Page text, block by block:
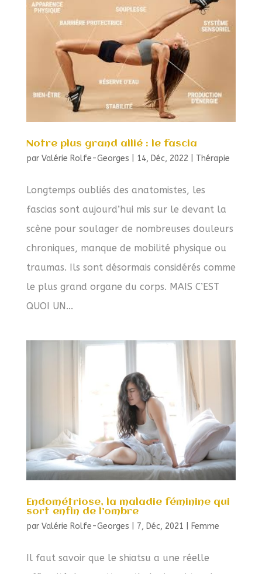
Notre plus grand allié : le fascia
par Valérie Rolfe-Georges 14, Déc, 2022 Thérapie
Longtemps oubliés des anatomistes, les
fascias sont aujourd’hui mis sur le devant la
scène pour soulager de nombreuses douleurs
chroniques, manque de mobilité physique ou
traumas. Ils sont désormais considérés comme
le plus grand organe du corps. MAIS C’EST
QUOI UN...
Endométriose, la maladie féminine qui
sort enfin de l’ombre
par Valérie Rolfe-Georges 7, Déc, 2021 Femme
Il faut savoir que le shiatsu a une réelle